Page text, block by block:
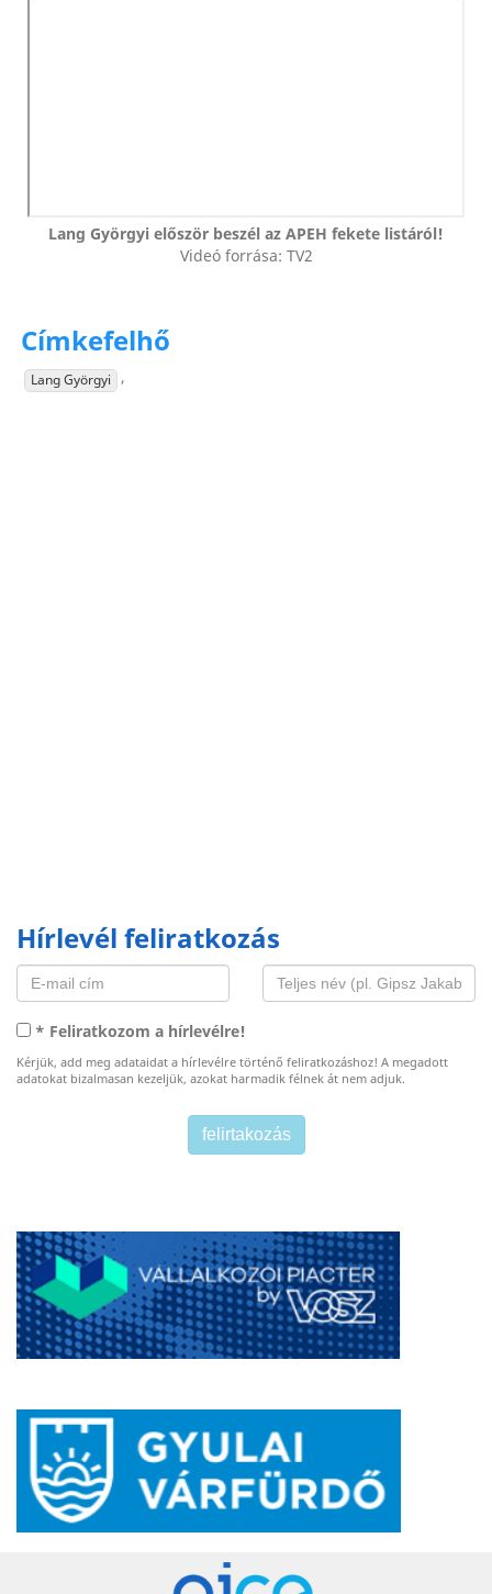
Lang Györgyi először beszél az APEH fekete listáról!
Videó forrása: TV2
Címkefelhő
Lang Györgyi ,
Hírlevél feliratkozás
* Feliratkozom a hírlevélre!
Kérjük, add meg adataidat a hírlevélre történő feliratkozáshoz! A megadott
adatokat bizalmasan kezeljük, azokat harmadik félnek át nem adjuk.